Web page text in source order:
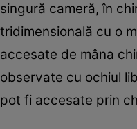
singură cameră, în
tridimensională cu o
accesate de mâna
observate cu ochiul
pot fi accesate prin